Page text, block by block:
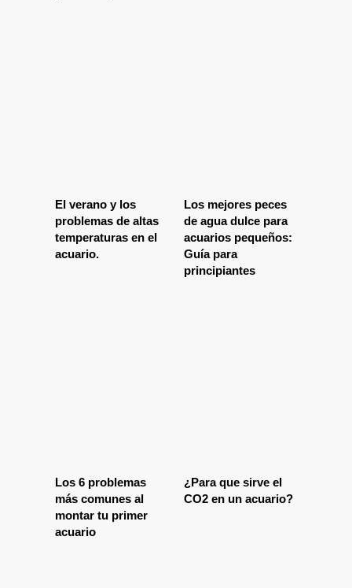
El verano y los
problemas de altas
temperaturas en el
acuario.
Los mejores peces
de agua dulce para
acuarios pequeños:
Guía para
principiantes
Los 6 problemas
más comunes al
montar tu primer
acuario
¿Para que sirve el
CO2 en un acuario?